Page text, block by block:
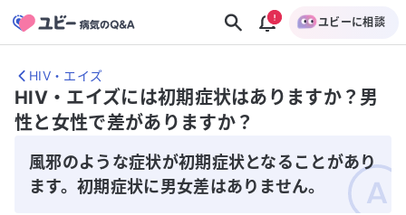
ユビーに相談
HIV・エイズ
HIV・エイズには初期症状はありますか？男
性と女性で差がありますか？
風邪のような症状が初期症状となることがあり
ます。初期症状に男女差はありません。